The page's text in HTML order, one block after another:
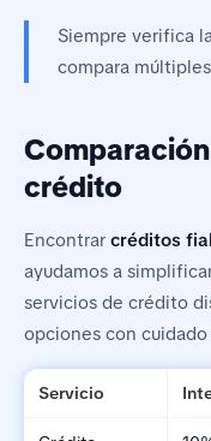
Siempre verifica
compara
crédito
Encontrar créditos
ayudamos a
servicios de crédito
opciones con
Servicio